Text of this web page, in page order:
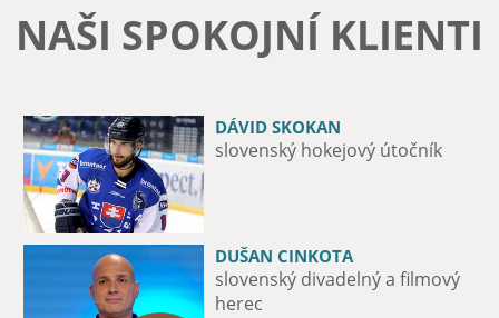
NAŠI SPOKOJNÍ KLIENTI
DÁVID SKOKAN
slovenský hokejový útočník
DUŠAN CINKOTA
slovenský divadelný a filmový
herec
MICHAL ZÁTORSKÝ
12-násobný majster Slovenska v
PAĽO DRAPÁK
spevák a basgitarista skupiny
Metalinda